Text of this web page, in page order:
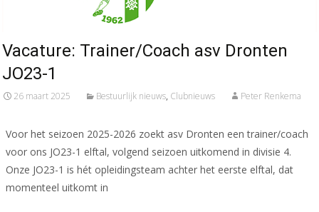
Vacature: Trainer/Coach asv Dronten
JO23-1
26 maart 2025 Bestuurlijk nieuws, Clubnieuws Peter Renkema
Voor het seizoen 2025-2026 zoekt asv Dronten een trainer/coach
voor ons JO23-1 elftal, volgend seizoen uitkomend in divisie 4.
Onze JO23-1 is hét opleidingsteam achter het eerste elftal, dat
momenteel uitkomt in